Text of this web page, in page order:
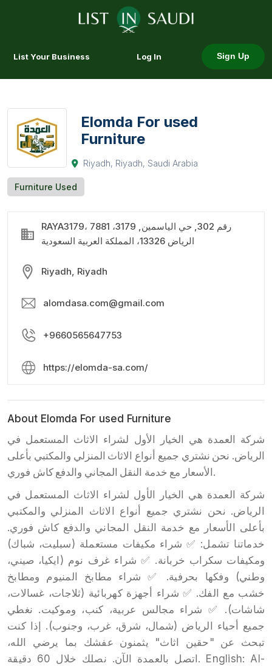
List Your Business Log In Sign Up
Elomda For used
Furniture
Riyadh, Riyadh, Saudi Arabia
Furniture Used
RAYA3179، 7881 رقم 302, حي الياسمين, 3179،
الرياض 13326، المملكة العربية السعودية
Riyadh, Riyadh
alomdasa.com@gmail.com
+9660565647753
https://elomda-sa.com/
About Elomda For used Furniture
شركة العمدة هي الخيار الأول لشراء الاثاث المستعمل في
الرياض. نحن نشتري جميع أنواع الاثاث المنزلي والمكتبي بأعلى
الأسعار مع خدمة النقل المجاني والدفع كاش فوري.
شركة العمدة هي الخيار الأول لشراء الاثاث المستعمل في
الرياض. نحن نشتري جميع أنواع الاثاث المنزلي والمكتبي
بأعلى الأسعار مع خدمة النقل المجاني والدفع كاش فوري.
خدماتنا تشمل: ✅ شراء مكيفات مستعملة (سبليت، شباك)
ومكيفات سكراب خربانة. ✅ شراء غرف نوم (ايكيا، صيني،
وطني) وفكها بحرفية. ✅ شراء مطابخ المنيوم ومطابخ
خشب مع الفك. ✅ شراء أجهزة كهربائية (ثلاجات، غسالات،
شاشات). ✅ شراء مجالس عربية، كنب، وموكيت. نغطي
جميع أحياء الرياض (شمال، شرق، غرب، وجنوب). إذا كنت
تبحث عن "حقين اثاث" يثمنون عفشك بما يرضي الله،
اتصل بالعمدة الآن. نصلك خلال 60 دقيقة. English: Al-